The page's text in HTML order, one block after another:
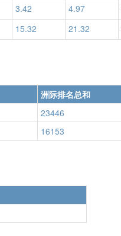
3.42 4.97
15.32 21.32
洲际排名总和
23446
16153